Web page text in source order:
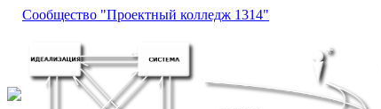
Сообщество "Проектный колледж 1314"